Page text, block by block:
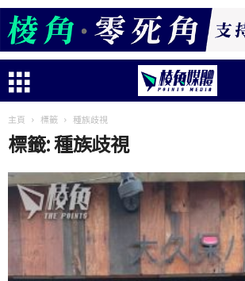
主頁 標籤 種族歧視
標籤: 種族歧視